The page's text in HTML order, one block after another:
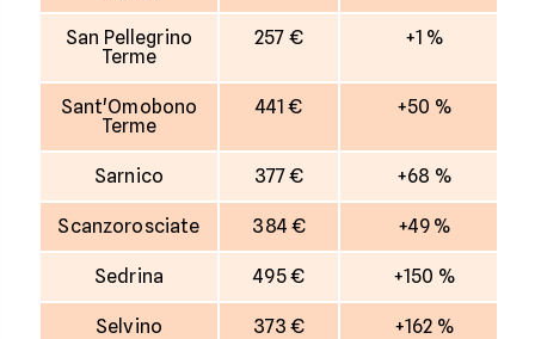
San Pellegrino
Terme
257 € +1 %
Sant'Omobono
Terme
441 € +50 %
Sarnico 377 € +68 %
Scanzorosciate 384 € +49 %
Sedrina 495 € +150 %
Selvino 373 € +162 %